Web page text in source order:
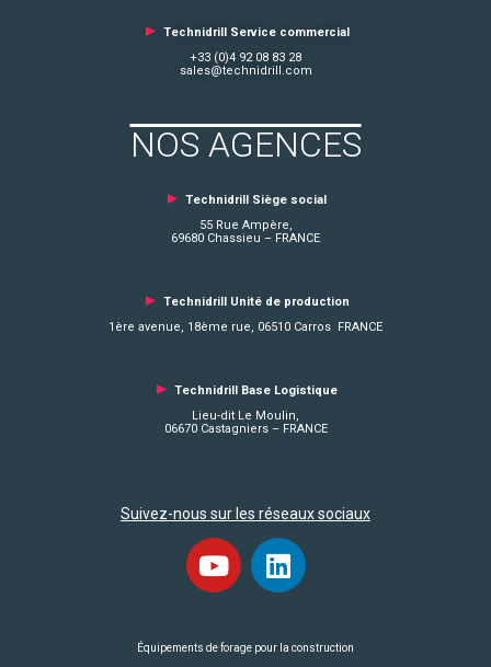
► Technidrill Service commercial
+33 (0)4 92 08 83 28
sales@technidrill.com
NOS AGENCES
► Technidrill Siège social
55 Rue Ampère,
69680 Chassieu – FRANCE
► Technidrill Unité de production
1ère avenue, 18ème rue, 06510 Carros FRANCE
► Technidrill Base Logistique
Lieu-dit Le Moulin,
06670 Castagniers – FRANCE
Suivez-nous sur les réseaux sociaux
Équipements de forage pour la construction